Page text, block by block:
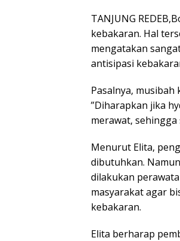
TANJUNG
kebakaran. Hal
mengatakan
antisipasi
Pasalnya,
”Diharapkan jika
merawat,
Menurut Elita,
dibutuhkan.
dilakukan
masyarakat agar
kebakaran.
Elita berharap